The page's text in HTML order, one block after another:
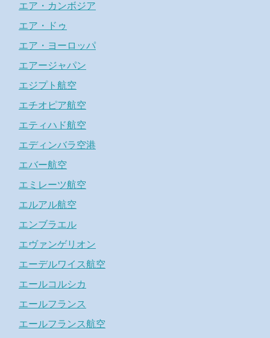
エア・カンボジア
エア・ドゥ
エア・ヨーロッパ
エアージャパン
エジプト航空
エチオピア航空
エティハド航空
エディンバラ空港
エバー航空
エミレーツ航空
エルアル航空
エンブラエル
エヴァンゲリオン
エーデルワイス航空
エールコルシカ
エールフランス
エールフランス航空